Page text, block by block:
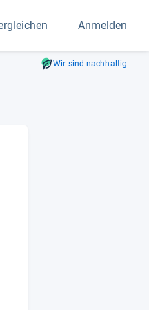
Anmelden
Wir sind nachhaltig